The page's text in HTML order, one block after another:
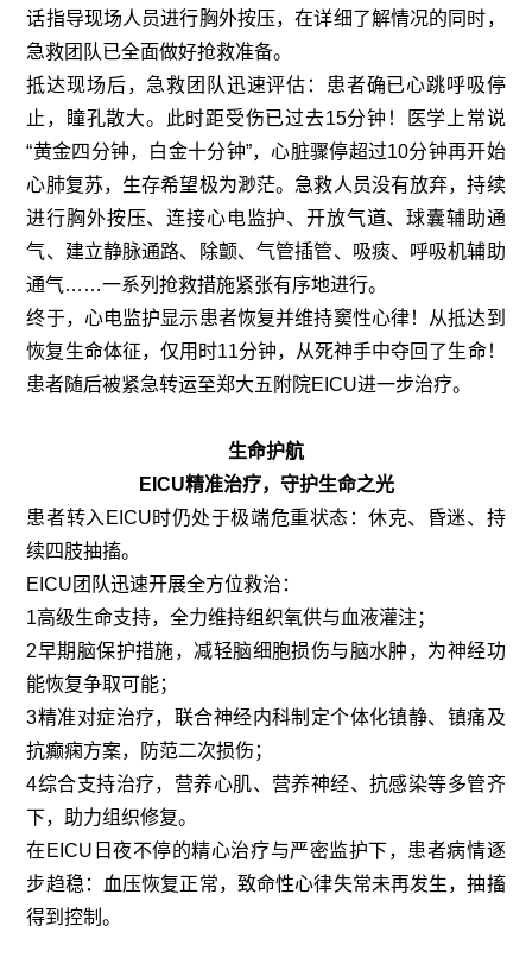
话指导现场人员进行胸外按压，在详细了解情况的同时，
急救团队已全面做好抢救准备。
抵达现场后，急救团队迅速评估：患者确已心跳呼吸停
止，瞳孔散大。此时距受伤已过去15分钟！医学上常说
“黄金四分钟，白金十分钟”，心脏骤停超过10分钟再开始
心肺复苏，生存希望极为渺茫。急救人员没有放弃，持续
进行胸外按压、连接心电监护、开放气道、球囊辅助通
气、建立静脉通路、除颤、气管插管、吸痰、呼吸机辅助
通气……一系列抢救措施紧张有序地进行。
终于，心电监护显示患者恢复并维持窦性心律！从抵达到
恢复生命体征，仅用时11分钟，从死神手中夺回了生命！
患者随后被紧急转运至郑大五附院EICU进一步治疗。
生命护航
EICU精准治疗，守护生命之光
患者转入EICU时仍处于极端危重状态：休克、昏迷、持
续四肢抽搐。
EICU团队迅速开展全方位救治：
1高级生命支持，全力维持组织氧供与血液灌注；
2早期脑保护措施，减轻脑细胞损伤与脑水肿，为神经功
能恢复争取可能；
3精准对症治疗，联合神经内科制定个体化镇静、镇痛及
抗癫痫方案，防范二次损伤；
4综合支持治疗，营养心肌、营养神经、抗感染等多管齐
下，助力组织修复。
在EICU日夜不停的精心治疗与严密监护下，患者病情逐
步趋稳：血压恢复正常，致命性心律失常未再发生，抽搐
得到控制。